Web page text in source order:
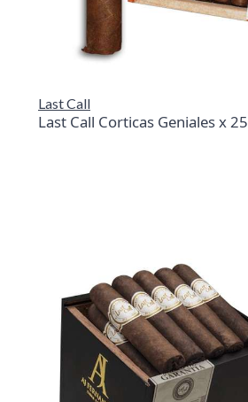
Last Call
Last Call Corticas Geniales x 25